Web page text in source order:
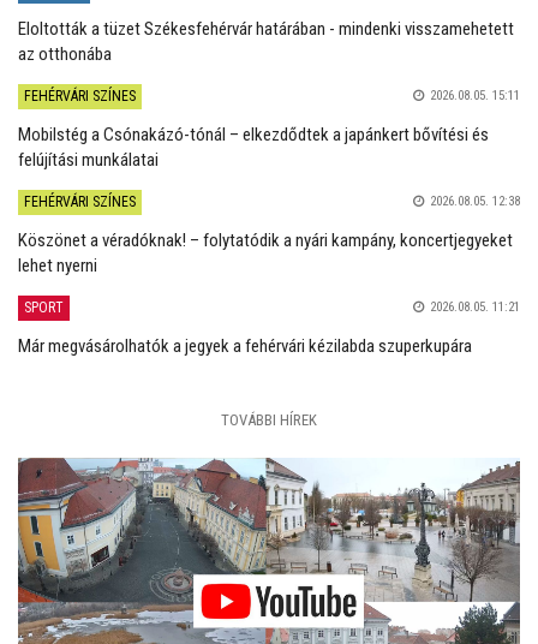
Eloltották a tüzet Székesfehérvár határában - mindenki visszamehetett
az otthonába
FEHÉRVÁRI SZÍNES 2026.08.05. 15:11
Mobilstég a Csónakázó-tónál – elkezdődtek a japánkert bővítési és
felújítási munkálatai
FEHÉRVÁRI SZÍNES 2026.08.05. 12:38
Köszönet a véradóknak! – folytatódik a nyári kampány, koncertjegyeket
lehet nyerni
SPORT 2026.08.05. 11:21
Már megvásárolhatók a jegyek a fehérvári kézilabda szuperkupára
TOVÁBBI HÍREK